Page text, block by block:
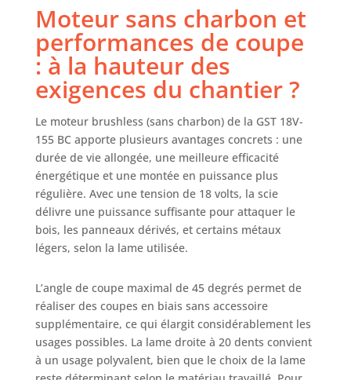
BC, 1 lame de scie
sauteuse T 144 DP
Moteur sans charbon et
performances de coupe
: à la hauteur des
exigences du chantier ?
Le moteur brushless (sans charbon) de la GST 18V-
155 BC apporte plusieurs avantages concrets : une
durée de vie allongée, une meilleure efficacité
énergétique et une montée en puissance plus
régulière. Avec une tension de 18 volts, la scie
délivre une puissance suffisante pour attaquer le
bois, les panneaux dérivés, et certains métaux
légers, selon la lame utilisée.
L’angle de coupe maximal de 45 degrés permet de
réaliser des coupes en biais sans accessoire
supplémentaire, ce qui élargit considérablement les
usages possibles. La lame droite à 20 dents convient
à un usage polyvalent, bien que le choix de la lame